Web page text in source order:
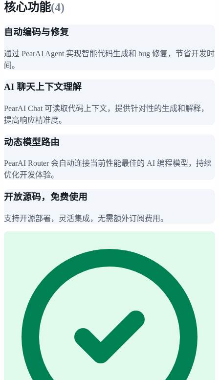
核心功能(4)
自动编码与修复
通过 PearAI Agent 实现智能代码生成和 bug 修复，节省开发时
间。
AI 聊天上下文理解
PearAI Chat 可读取代码上下文，提供针对性的生成和解释，
提高响应精准度。
动态模型路由
PearAI Router 会自动连接当前性能最佳的 AI 编程模型，持续
优化开发体验。
开放源码，免费使用
支持开源部署，灵活集成，无需额外订阅费用。